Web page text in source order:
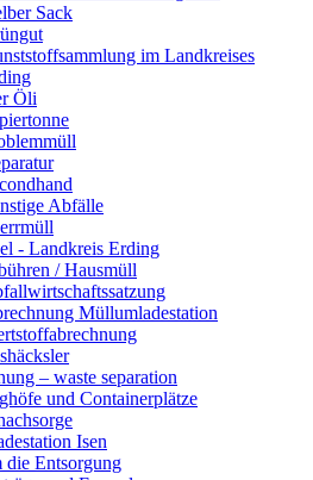
Sack
im Landkreises
Öli
Abfälle
- Landkreis Erding
/ Hausmüll
Müllumladestation
– waste separation
und Containerplätze
Isen
die Entsorgung